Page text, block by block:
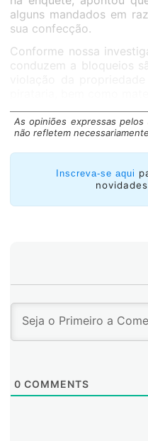
alguns mandados em
sua confecção.
Conforme nossa
conduzem a bloqueios
As opiniões expressas
não refletem
Inscreva-se aqui
0 COMMENTS